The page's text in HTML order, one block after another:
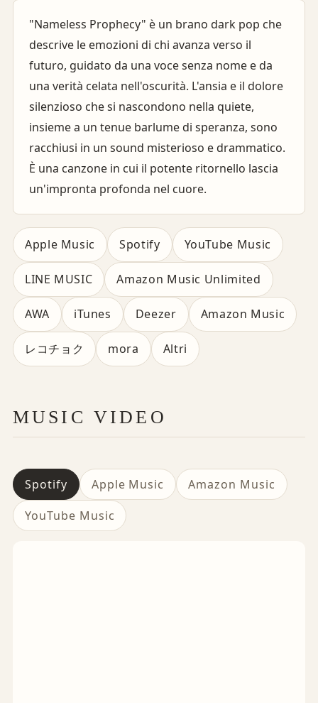
"Nameless Prophecy" è un brano dark pop che
descrive le emozioni di chi avanza verso il
futuro, guidato da una voce senza nome e da
una verità celata nell'oscurità. L'ansia e il dolore
silenzioso che si nascondono nella quiete,
insieme a un tenue barlume di speranza, sono
racchiusi in un sound misterioso e drammatico.
È una canzone in cui il potente ritornello lascia
un'impronta profonda nel cuore.
Apple Music Spotify YouTube Music
LINE MUSIC Amazon Music Unlimited
AWA iTunes Deezer Amazon Music
レコチョク mora Altri
MUSIC VIDEO
Spotify Apple Music
Amazon Music
YouTube Music